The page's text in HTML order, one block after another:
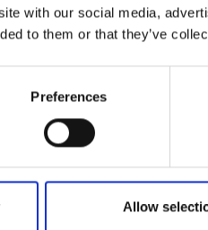
with our social media,
to them or that they’ve
Preferences
Allow
av Hjo handel, stadens
Här kan du även nyttja dina